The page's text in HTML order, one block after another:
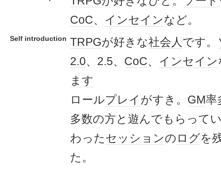
CoC、 インセインなど。
Self introduction TRPGが好きな社会人です。
2.0、2.5、 CoC、 インセイン
ます
ロールプレイ がすき。 GM率
多数の方と遊んでもらって
わったセッションの ログを
た。